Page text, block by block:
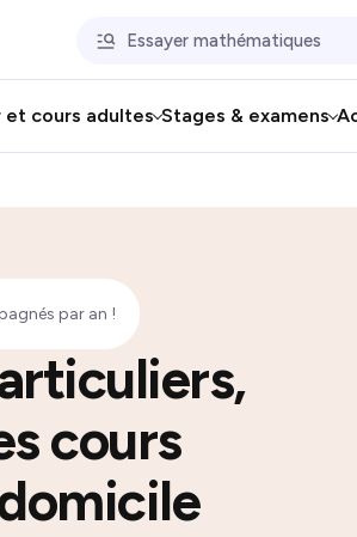
et cours adultes Stages & examens
par an !
cours